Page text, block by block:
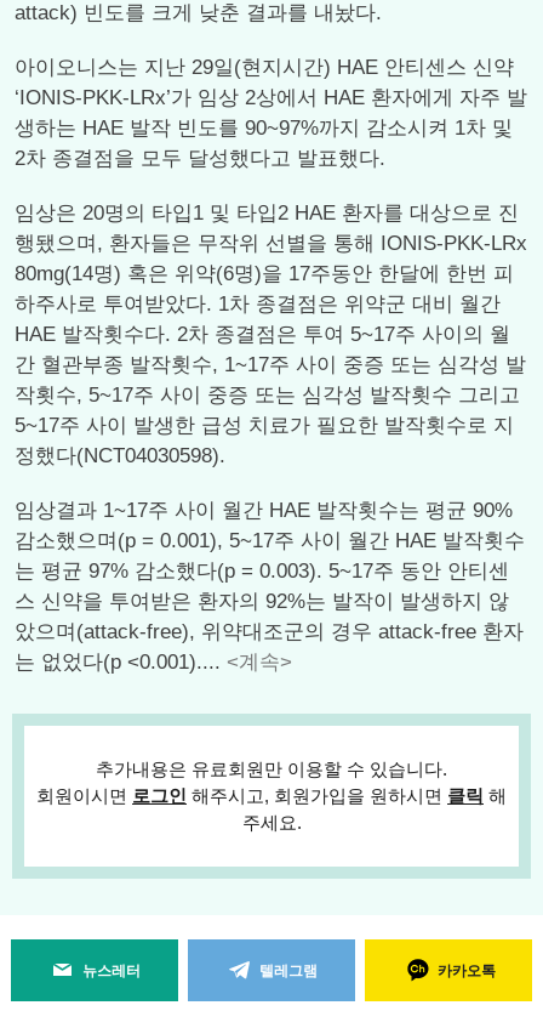
attack) 빈도를 크게 낮춘 결과를 내놨다.
아이오니스는 지난 29일(현지시간) HAE 안티센스 신약
‘IONIS-PKK-LRx’가 임상 2상에서 HAE 환자에게 자주 발
생하는 HAE 발작 빈도를 90~97%까지 감소시켜 1차 및
2차 종결점을 모두 달성했다고 발표했다.
임상은 20명의 타입1 및 타입2 HAE 환자를 대상으로 진
행됐으며, 환자들은 무작위 선별을 통해 IONIS-PKK-LRx
80mg(14명) 혹은 위약(6명)을 17주동안 한달에 한번 피
하주사로 투여받았다. 1차 종결점은 위약군 대비 월간
HAE 발작횟수다. 2차 종결점은 투여 5~17주 사이의 월
간 혈관부종 발작횟수, 1~17주 사이 중증 또는 심각성 발
작횟수, 5~17주 사이 중증 또는 심각성 발작횟수 그리고
5~17주 사이 발생한 급성 치료가 필요한 발작횟수로 지
정했다(NCT04030598).
임상결과 1~17주 사이 월간 HAE 발작횟수는 평균 90%
감소했으며(p = 0.001), 5~17주 사이 월간 HAE 발작횟수
는 평균 97% 감소했다(p = 0.003). 5~17주 동안 안티센
스 신약을 투여받은 환자의 92%는 발작이 발생하지 않
았으며(attack-free), 위약대조군의 경우 attack-free 환자
는 없었다(p <0.001).... <계속>
추가내용은 유료회원만 이용할 수 있습니다.
회원이시면 로그인 해주시고, 회원가입을 원하시면 클릭 해
주세요.
뉴스레터 텔레그램 카카오톡